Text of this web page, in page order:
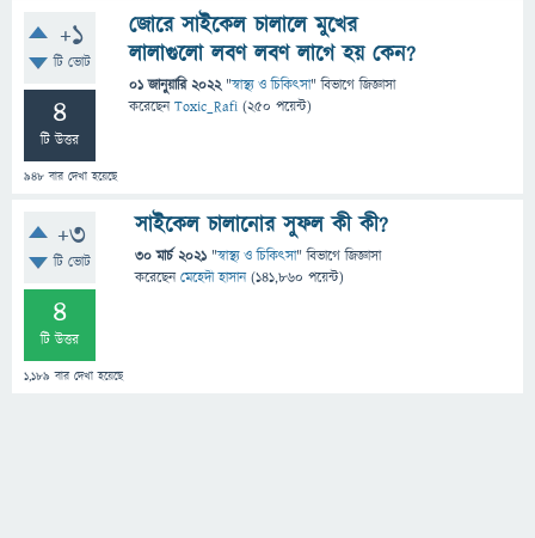
+1
টি ভোট
4
টি উত্তর
948 বার দেখা হয়েছে
জোরে সাইকেল চালালে মুখের
লালাগুলো লবণ লবণ লাগে হয় কেন?
01 জানুয়ারি 2022 "স্বাস্থ্য ও চিকিৎসা" বিভাগে জিজ্ঞাসা
করেছেনToxic_Rafi (250 পয়েন্ট)
+3
টি ভোট
4
টি উত্তর
1,189 বার দেখা হয়েছে
সাইকেল চালানোর সুফল কী কী?
30 মার্চ 2021 "স্বাস্থ্য ও চিকিৎসা" বিভাগে জিজ্ঞাসা
করেছেনমেহেদী হাসান (141,860 পয়েন্ট)